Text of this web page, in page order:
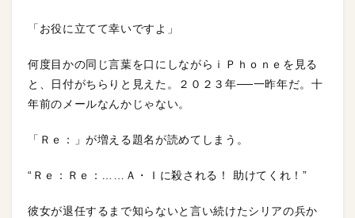
「お役に立てて幸いですよ」
何度目かの同じ言葉を口にしながらｉＰｈｏｎｅを見る
と、日付がちらりと見えた。２０２３年──一昨年だ。十
年前のメールなんかじゃない。
「Ｒｅ：」が増える題名が読めてしまう。
“Ｒｅ：Ｒｅ：……Ａ・Ｉに殺される！ 助けてくれ！”
彼女が退任するまで知らないと言い続けたシリアの兵か